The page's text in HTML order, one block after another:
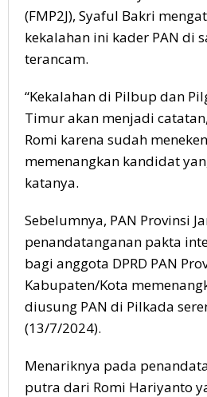
(FMP2J), Syaful Bakri
kekalahan ini kader PAN di
terancam.
“Kekalahan di Pilbup dan
Timur akan menjadi
Romi karena sudah
memenangkan kandidat
katanya.
Sebelumnya, PAN Provinsi
penandatanganan pakta
bagi anggota DPRD PAN
Kabupaten/Kota
diusung PAN di Pilkada
(13/7/2024).
Menariknya pada
putra dari Romi Hariyanto